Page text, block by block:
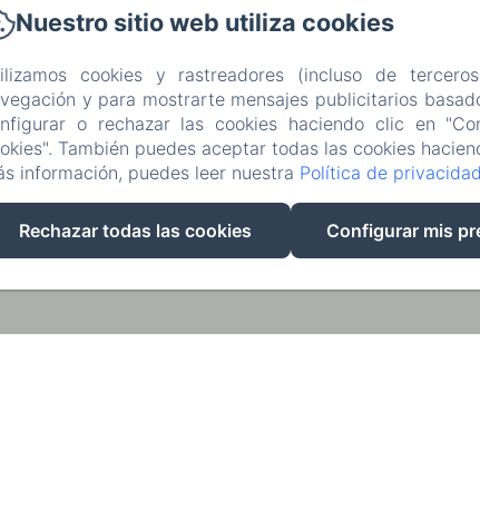
EN FR
Desarrollado con
Nuestro sitio web utiliza cookies
cookies y rastreadores (incluso de
y para mostrarte mensajes publicitarios
o rechazar las cookies haciendo clic en
También puedes aceptar todas las cookies
información, puedes leer nuestra Política de privacidad
Rechazar todas las cookies Configurar mis